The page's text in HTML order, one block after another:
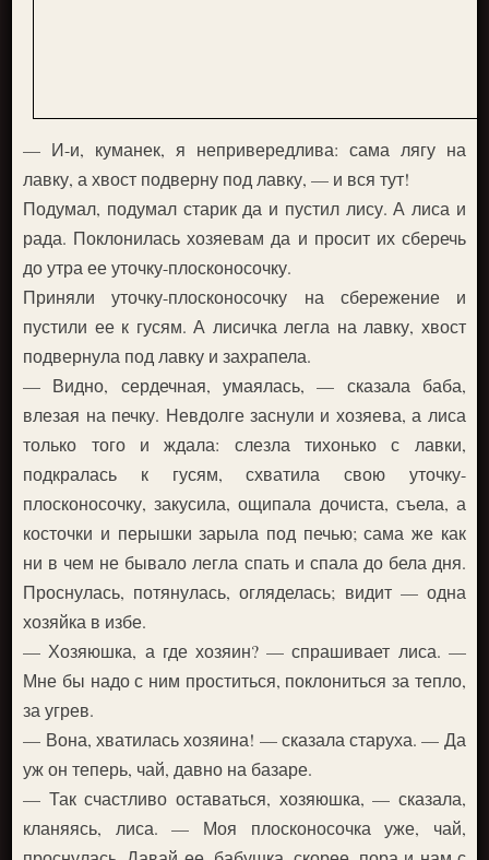
— И-и, куманек, я непривередлива: сама лягу на
лавку, а хвост подверну под лавку, — и вся тут!
Подумал, подумал старик да и пустил лису. А лиса и
рада. Поклонилась хозяевам да и просит их сберечь
до утра ее уточку-плосконосочку.
Приняли уточку-плосконосочку на сбережение и
пустили ее к гусям. А лисичка легла на лавку, хвост
подвернула под лавку и захрапела.
— Видно, сердечная, умаялась, — сказала баба,
влезая на печку. Невдолге заснули и хозяева, а лиса
только того и ждала: слезла тихонько с лавки,
подкралась к гусям, схватила свою уточку-
плосконосочку, закусила, ощипала дочиста, съела, а
косточки и перышки зарыла под печью; сама же как
ни в чем не бывало легла спать и спала до бела дня.
Проснулась, потянулась, огляделась; видит — одна
хозяйка в избе.
— Хозяюшка, а где хозяин? — спрашивает лиса. —
Мне бы надо с ним проститься, поклониться за тепло,
за угрев.
— Вона, хватилась хозяина! — сказала старуха. — Да
уж он теперь, чай, давно на базаре.
— Так счастливо оставаться, хозяюшка, — сказала,
кланяясь, лиса. — Моя плосконосочка уже, чай,